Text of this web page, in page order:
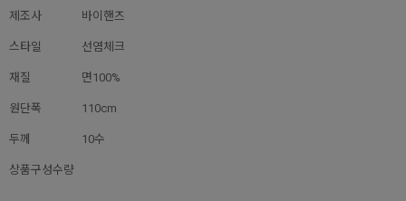
제조사 바이핸즈
스타일 선염체크
재질 면100%
원단폭 110cm
두께 10수
상품구성수량